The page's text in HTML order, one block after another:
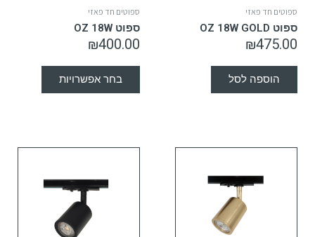
ספוטים חד פאזי
ספוט OZ 18W GOLD
₪475.00
הוספה לסל
ספוטים חד פאזי
ספוט OZ 18W
₪400.00
בחר אפשרויות